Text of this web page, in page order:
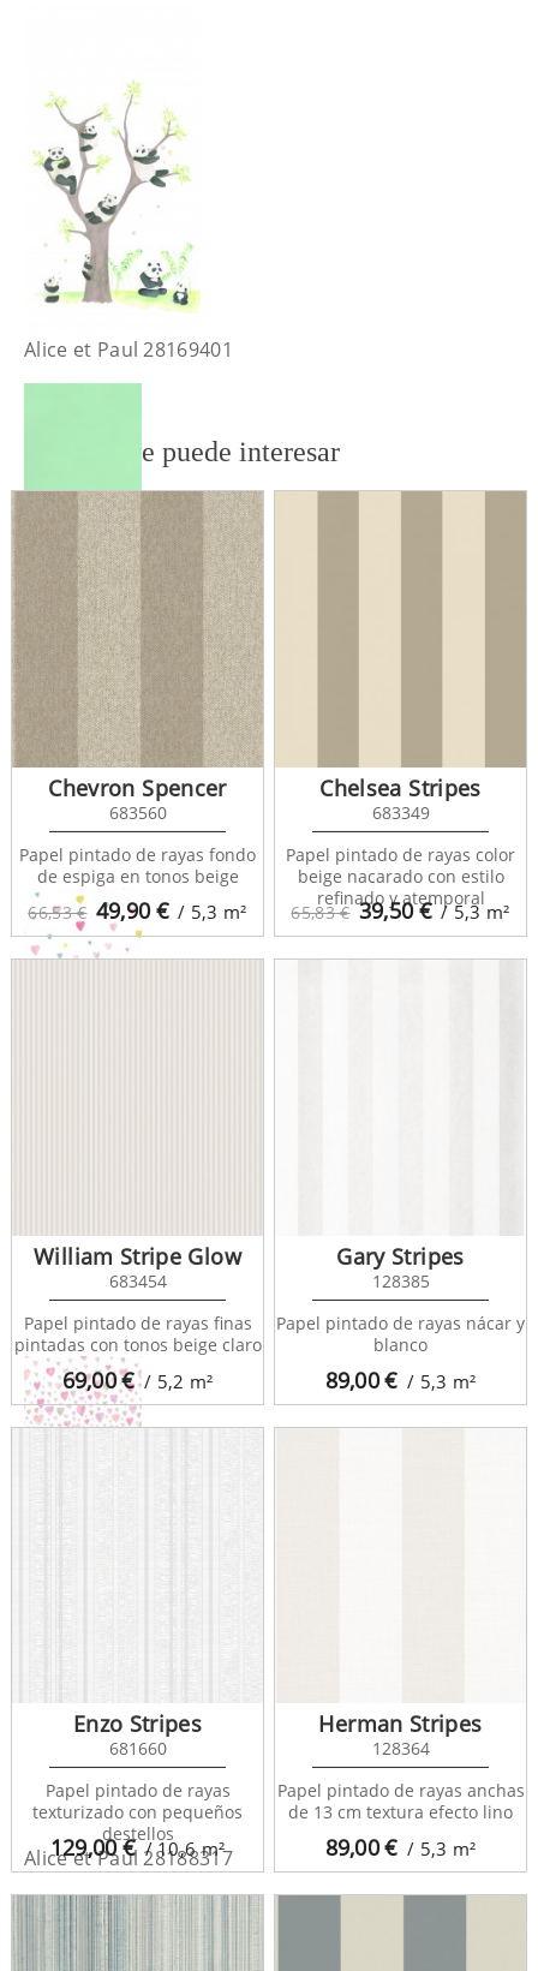
Alice et Paul 28169401
Alice et Paul 28174217
Alice et Paul 28188317
También te puede interesar
66,53 € 49,90€ / 5,3 m²
Chevron Spencer
683560
Papel pintado de rayas fondo
de espiga en tonos beige
65,83 € 39,50€ / 5,3m²
Chelsea Stripes
683349
Papel pintado de rayas color
beige nacarado con estilo
refinado y atemporal
69,00€ / 5,2 m²
William Stripe Glow
683454
Papel pintado de rayas finas
pintadas con tonos beige claro
89,00€ / 5,3 m²
Gary Stripes
128385
Papel pintado de rayas nácar y
blanco
129,00€ / 10,6m²
Enzo Stripes
681660
Papel pintado de rayas
texturizado con pequeños
destellos
89,00€ / 5,3 m²
Herman Stripes
128364
Papel pintado de rayas anchas
de 13 cm textura efecto lino